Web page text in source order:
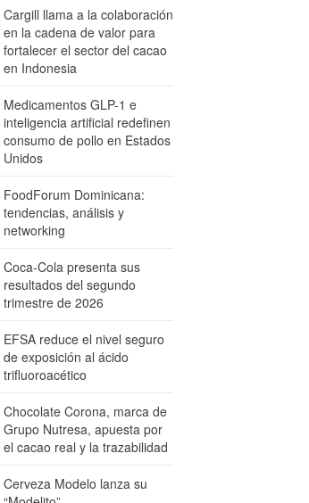
Cargill llama a la colaboración
en la cadena de valor para
fortalecer el sector del cacao
en Indonesia
Medicamentos GLP-1 e
inteligencia artificial redefinen
consumo de pollo en Estados
Unidos
FoodForum Dominicana:
tendencias, análisis y
networking
Coca-Cola presenta sus
resultados del segundo
trimestre de 2026
EFSA reduce el nivel seguro
de exposición al ácido
trifluoroacético
Chocolate Corona, marca de
Grupo Nutresa, apuesta por
el cacao real y la trazabilidad
Cerveza Modelo lanza su